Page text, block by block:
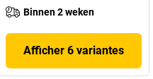
Binnen 2 weken
Afficher 6 variantes